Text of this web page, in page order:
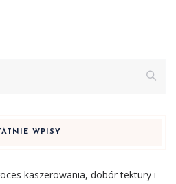
WPISY
kaszerowania, dobór tektury i